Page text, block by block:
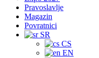
Pravoslavlje
Magazin
Povratnici
SR
CS
EN